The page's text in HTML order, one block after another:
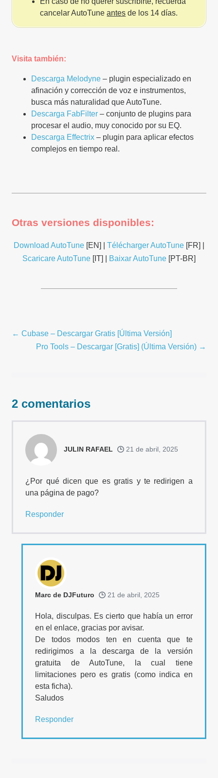
cancelar AutoTuneantes de los 14 días.
Visita también:
Descarga Melodyne – plugin especializado en
afinación y corrección de voz e instrumentos,
busca más naturalidad que AutoTune.
Descarga FabFilter – conjunto de plugins para
procesar el audio, muy conocido por su EQ.
Descarga Effectrix – plugin para aplicar efectos
complejos en tiempo real.
Otras versiones disponibles:
Download AutoTune [EN] | Télécharger AutoTune [FR] |
Scaricare AutoTune [IT] | Baixar AutoTune [PT-BR]
Navegación
← Cubase – Descargar Gratis [Última Versión]
Pro Tools – Descargar [Gratis] (Última Versión) →
2 comentarios
JULIN RAFAEL 21 de abril, 2025
¿Por qué dicen que es gratis y te redirigen a
una página de pago?
Responder
Marc de DJFuturo 21 de abril, 2025
Hola, disculpas. Es cierto que había un error
en el enlace, gracias por avisar.
De todos modos ten en cuenta que te
redirigimos a la descarga de la versión
gratuita de AutoTune, la cual tiene
limitaciones pero es gratis (como indica en
esta ficha).
Saludos
Responder